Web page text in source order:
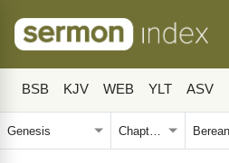
BSB KJV WEB YLT ASV